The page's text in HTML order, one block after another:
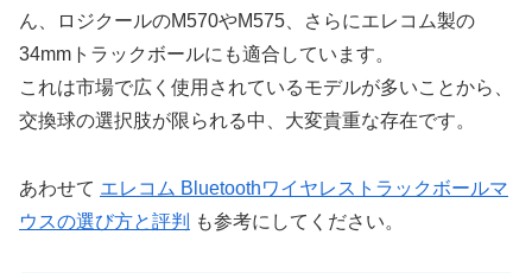
ん、ロジクールのM570やM575、さらにエレコム製の
34mmトラックボールにも適合しています。
これは市場で広く使用されているモデルが多いことから、
交換球の選択肢が限られる中、大変貴重な存在です。
あわせて エレコム Bluetoothワイヤレストラックボールマ
ウスの選び方と評判
も参考にしてください。